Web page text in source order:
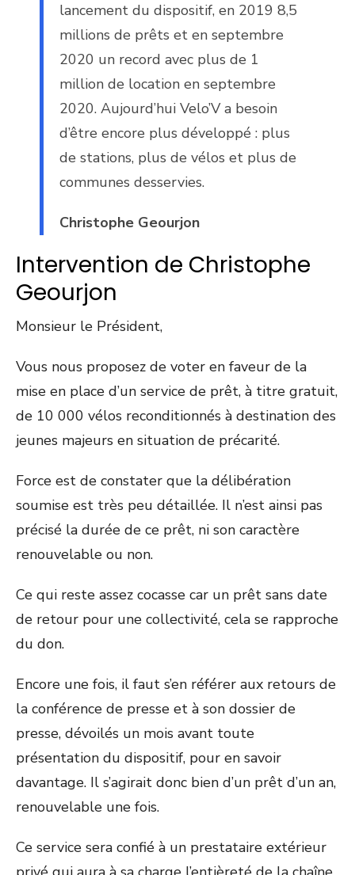
lancement du dispositif, en 2019 8,5
millions de prêts et en septembre
2020 un record avec plus de 1
million de location en septembre
2020. Aujourd’hui Velo’V a besoin
d’être encore plus développé : plus
de stations, plus de vélos et plus de
communes desservies.
Christophe Geourjon
Intervention de Christophe
Geourjon
Monsieur le Président,
Vous nous proposez de voter en faveur de la
mise en place d’un service de prêt, à titre gratuit,
de 10 000 vélos reconditionnés à destination des
jeunes majeurs en situation de précarité.
Force est de constater que la délibération
soumise est très peu détaillée. Il n’est ainsi pas
précisé la durée de ce prêt, ni son caractère
renouvelable ou non.
Ce qui reste assez cocasse car un prêt sans date
de retour pour une collectivité, cela se rapproche
du don.
Encore une fois, il faut s’en référer aux retours de
la conférence de presse et à son dossier de
presse, dévoilés un mois avant toute
présentation du dispositif, pour en savoir
davantage. Il s’agirait donc bien d’un prêt d’un an,
renouvelable une fois.
Ce service sera confié à un prestataire extérieur